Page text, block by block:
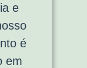
e
é
em